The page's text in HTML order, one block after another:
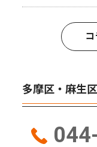
多摩区・麻生区
多摩区・麻生